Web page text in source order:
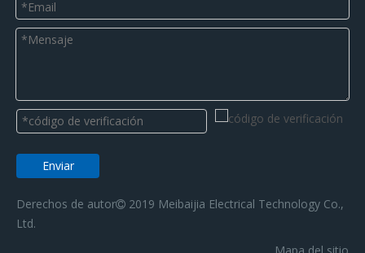
Enviar
Derechos de autor 2019 Meibaijia Electrical Technology Co.,
Ltd.